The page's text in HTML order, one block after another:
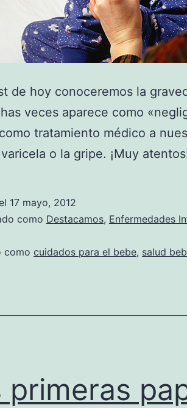
de hoy conoceremos la
veces aparece como
tratamiento médico a
o la gripe. ¡Muy
17 mayo, 2012
como Destacamos, Enfermedades
como cuidados para el bebe, salud
primeras